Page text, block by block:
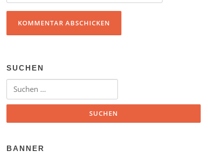
SUCHEN
Suchen nach:
BANNER